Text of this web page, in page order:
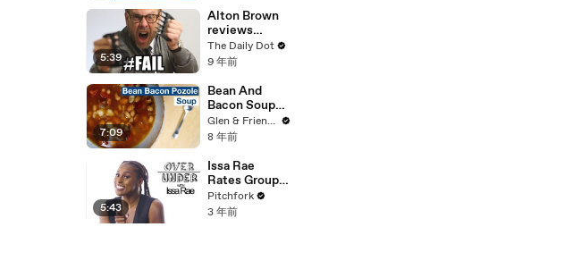
Day
5:39
Alton Brown
reviews
Amazon's
dumbest
gadgets
The Daily Dot
9 年前
7:09
Bean And
Bacon Soup
With Pozole
Recipe
Glen & Friends Cooking Food
8 年前
5:43
Issa Rae
Rates Group
Chats,
Surprise
Pitchfork
3 年前